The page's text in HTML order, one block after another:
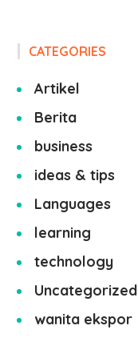
CATEGORIES
Artikel
Berita
business
ideas & tips
Languages
learning
technology
Uncategorized
wanita ekspor